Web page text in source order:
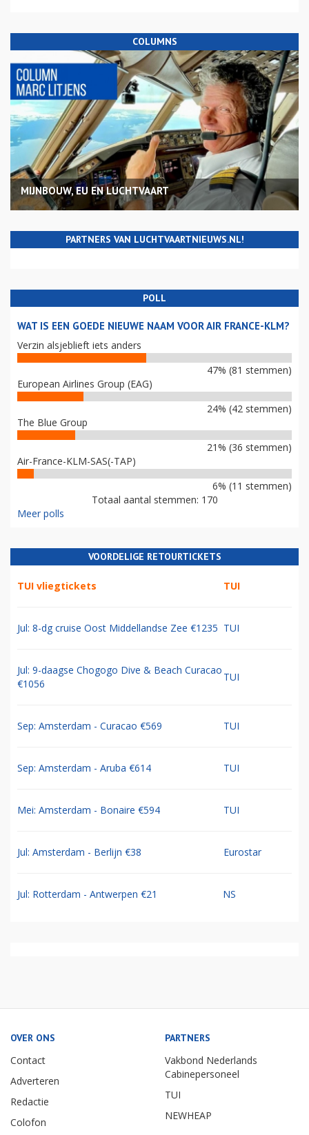
COLUMNS
MIJNBOUW, EU EN LUCHTVAART
PARTNERS VAN LUCHTVAARTNIEUWS.NL!
POLL
WAT IS EEN GOEDE NIEUWE NAAM VOOR AIR FRANCE-KLM?
Verzin alsjeblieft iets anders
47% (81 stemmen)
European Airlines Group (EAG)
24% (42 stemmen)
The Blue Group
21% (36 stemmen)
Air-France-KLM-SAS(-TAP)
6% (11 stemmen)
Totaal aantal stemmen: 170
Meer polls
VOORDELIGE RETOURTICKETS
TUI vliegtickets TUI
Jul: 8-dg cruise Oost Middellandse Zee €1235 TUI
Jul: 9-daagse Chogogo Dive & Beach Curacao
€1056
TUI
Sep: Amsterdam - Curacao €569 TUI
Sep: Amsterdam - Aruba €614 TUI
Mei: Amsterdam - Bonaire €594 TUI
Jul: Amsterdam - Berlijn €38 Eurostar
Jul: Rotterdam - Antwerpen €21 NS
OVER ONS
Contact
Adverteren
Redactie
Colofon
PARTNERS
Vakbond Nederlands
Cabinepersoneel
TUI
NEWHEAP